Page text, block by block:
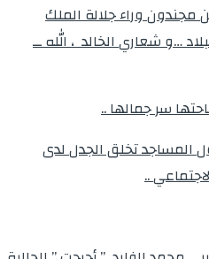
مجندون وراء جلالة الملك
…و شعاري الخالد ، الله ــ
سر جمالها ..
المساجد تخلق الجدل لدى
..